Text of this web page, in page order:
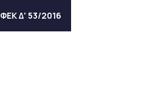
ΦΕΚ Δ' 53/2016